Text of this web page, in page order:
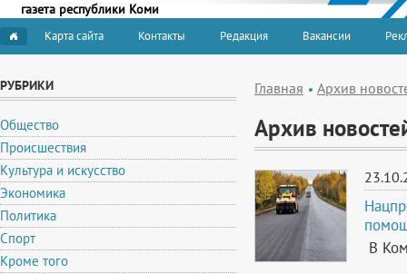
газета республики Коми
Карта сайта Контакты Редакция Вакансии
РУБРИКИ
Общество
Происшествия
Культура и искусство
Экономика
Политика
Спорт
Кроме того
Главная Архив
Архив
В